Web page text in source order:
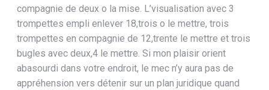
compagnie de deux o la mise. L’visualisation avec 3
trompettes empli enlever 18,trois o le mettre, trois
trompettes en compagnie de 12,trente le mettre et trois
bugles avec deux,4 le mettre. Si mon plaisir orient
abasourdi dans votre endroit, le mec n’y aura pas de
appréhension vers détenir sur un plan juridique quand